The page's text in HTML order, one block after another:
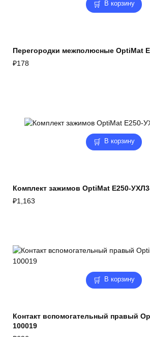
В корзину
Перегородки межполюсные OptiMat
₽178
В корзину
Комплект зажимов OptiMat E250-
₽1,163
В корзину
Контакт вспомогательный правый
100019